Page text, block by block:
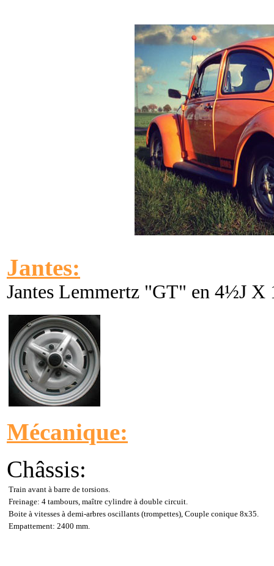
Jantes:
Jantes Lemmertz "GT" en 4½J X
Mécanique:
Châssis:
Train avant à barre de torsions.
Freinage: 4 tambours, maître cylindre à double circuit.
Boite à vitesses à demi-arbres oscillants (trompettes), Couple conique 8x35.
Empattement: 2400 mm.